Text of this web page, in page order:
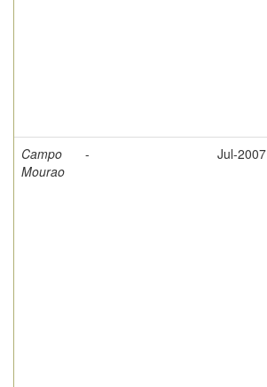
Campo
Mourao
- Jul-2007